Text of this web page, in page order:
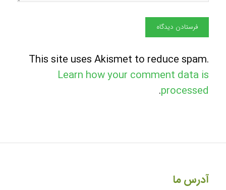
This site uses Akismet to reduce spam.
Learn how your comment data is
processed
.
آدرس ما